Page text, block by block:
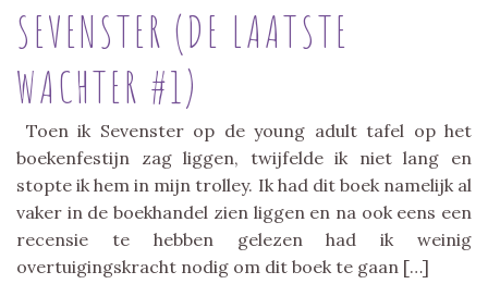
SEVENSTER (DE LAATSTE
WACHTER #1)
Toen ik Sevenster op de young adult tafel op het
boekenfestijn zag liggen, twijfelde ik niet lang en
stopte ik hem in mijn trolley. Ik had dit boek namelijk al
vaker in de boekhandel zien liggen en na ook eens een
recensie te hebben gelezen had ik weinig
overtuigingskracht nodig om dit boek te gaan […]